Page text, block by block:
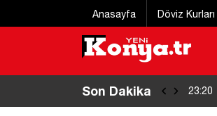
Anasayfa Döviz Kurları
Son Dakika 22:55